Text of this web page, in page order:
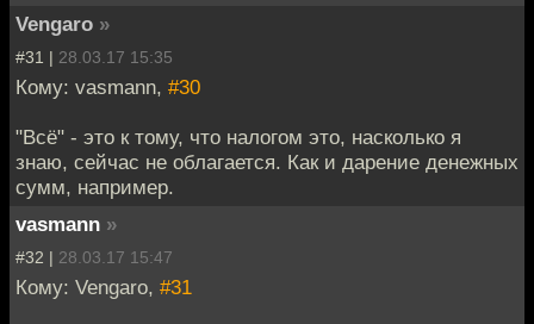
Vengaro »
#31 | 28.03.17 15:35
Кому: vasmann, #30
"Всё" - это к тому, что налогом это, насколько я
знаю, сейчас не облагается. Как и дарение денежных
сумм, например.
vasmann »
#32 | 28.03.17 15:47
Кому: Vengaro, #31